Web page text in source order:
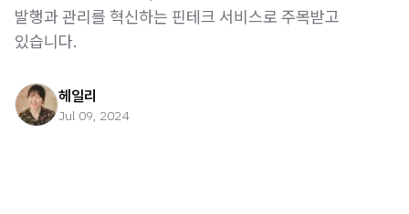
발행과 관리를 혁신하는 핀테크 서비스로 주목받고
있습니다.
헤일리
Jul 09, 2024